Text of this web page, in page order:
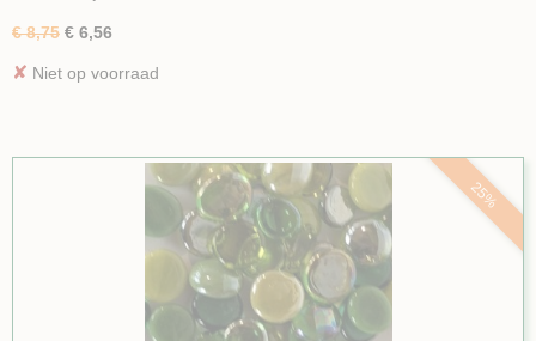
€ 8,75 € 6,56
✘ Niet op voorraad
25%